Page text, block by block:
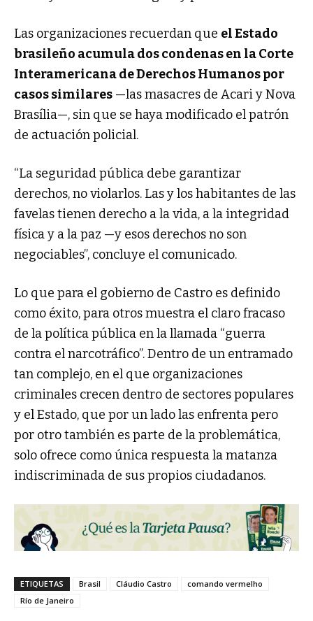
Las organizaciones recuerdan que el Estado
brasileño acumula dos condenas en la Corte
Interamericana de Derechos Humanos por
casos similares —las masacres de Acari y Nova
Brasília—, sin que se haya modificado el patrón
de actuación policial.
“La seguridad pública debe garantizar
derechos, no violarlos. Las y los habitantes de las
favelas tienen derecho a la vida, a la integridad
física y a la paz —y esos derechos no son
negociables”, concluye el comunicado.
Lo que para el gobierno de Castro es definido
como éxito, para otros muestra el claro fracaso
de la política pública en la llamada “guerra
contra el narcotráfico”. Dentro de un entramado
tan complejo, en el que organizaciones
criminales crecen dentro de sectores populares
y el Estado, que por un lado las enfrenta pero
por otro también es parte de la problemática,
solo ofrece como única respuesta la matanza
indiscriminada de sus propios ciudadanos.
ETIQUETAS Brasil Cláudio Castro
comando vermelho
Río de Janeiro